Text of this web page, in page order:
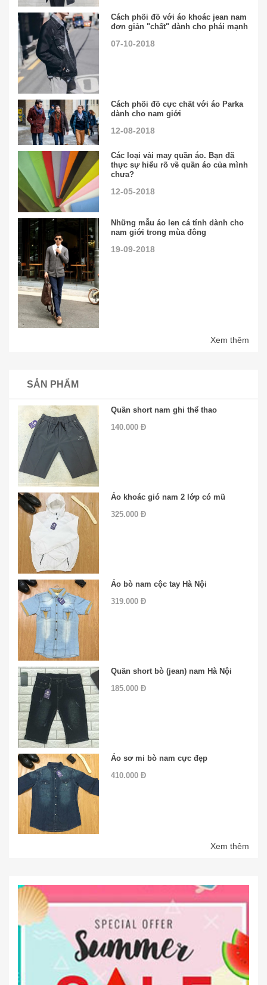
Cách phối đồ với áo khoác jean nam
đơn giản "chất" dành cho phái mạnh
07-10-2018
Cách phối đồ cực chất với áo Parka
dành cho nam giới
12-08-2018
Các loại vải may quần áo. Bạn đã
thực sự hiểu rõ về quần áo của mình
chưa?
12-05-2018
Những mẫu áo len cá tính dành cho
nam giới trong mùa đông
19-09-2018
Xem thêm
SẢN PHẨM
Quần short nam ghi thể thao
140.000 Đ
Áo khoác gió nam 2 lớp có mũ
325.000 Đ
Áo bò nam cộc tay Hà Nội
319.000 Đ
Quần short bò (jean) nam Hà Nội
185.000 Đ
Áo sơ mi bò nam cực đẹp
410.000 Đ
Xem thêm